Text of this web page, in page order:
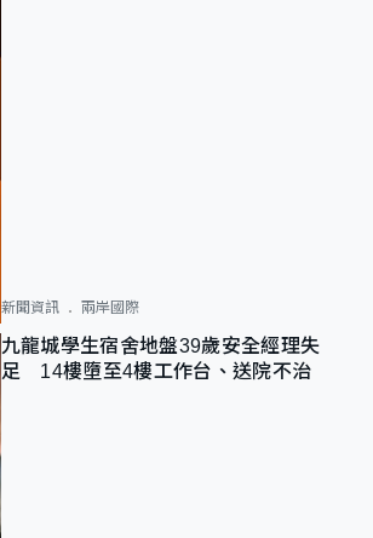
新聞資訊 兩岸國際
九龍城學生宿舍地盤39歲安全經理失
足 14樓墮至4樓工作台、送院不治